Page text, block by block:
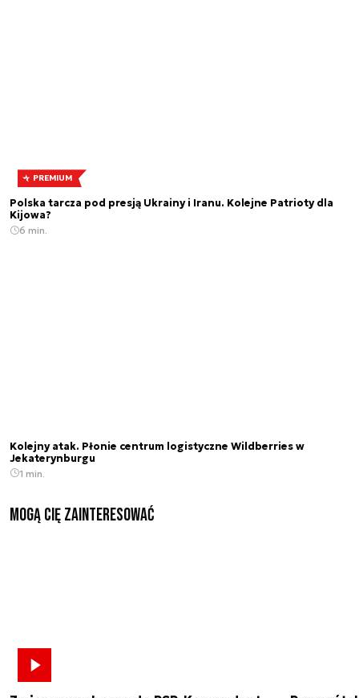
PREMIUM
Polska tarcza pod presją Ukrainy i Iranu. Kolejne Patrioty dla
Kijowa?
6 min.
Kolejny atak. Płonie centrum logistyczne Wildberries w
Jekaterynburgu
1 min.
Mogą Cię zainteresować